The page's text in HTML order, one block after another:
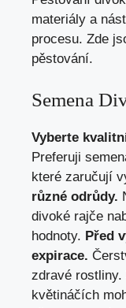
materiály a
procesu. Zde
pěstování.
Semena
Vyberte
Preferuji
které zaručují
různé odrůdy.
divoké rajče
hodnoty. Před
expirace.
zdravé rostliny.
květináčích